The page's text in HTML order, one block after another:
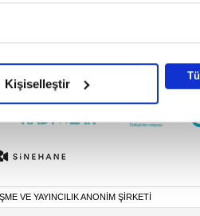
Kişiselleştir
VE YAYINCILIK ANONİM ŞİRKETİ